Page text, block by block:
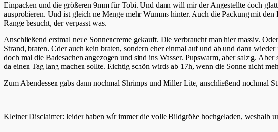
Einpacken und die größeren 9mm für Tobi. Und dann will mir der Angestellte doch
ausprobieren. Und ist gleich ne Menge mehr Wumms hinter. Auch die Packung mit
Range besucht, der verpasst was.
Anschließend erstmal neue Sonnencreme gekauft. Die verbraucht man hier massiv.
Strand, braten. Oder auch kein braten, sondern eher einmal auf und ab und dann
doch mal die Badesachen angezogen und sind ins Wasser. Pupswarm, aber salzig.
da einen Tag lang machen sollte. Richtig schön wirds ab 17h, wenn die Sonne nicht
Zum Abendessen gabs dann nochmal Shrimps und Miller Lite, anschließend nochmal
Kleiner Disclaimer: leider haben wír immer die volle Bildgröße hochgeladen, weshalb